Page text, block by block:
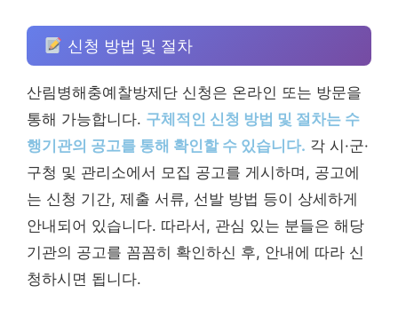
신청 방법 및 절차
산림병해충예찰방제단 신청은 온라인 또는 방문을
통해 가능합니다. 구체적인 신청 방법 및 절차는 수
행기관의 공고를 통해 확인할 수 있습니다. 각 시·군·
구청 및 관리소에서 모집 공고를 게시하며, 공고에
는 신청 기간, 제출 서류, 선발 방법 등이 상세하게
안내되어 있습니다. 따라서, 관심 있는 분들은 해당
기관의 공고를 꼼꼼히 확인하신 후, 안내에 따라 신
청하시면 됩니다.